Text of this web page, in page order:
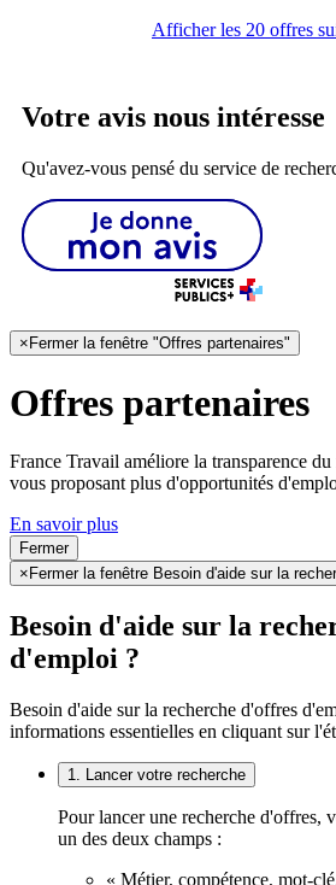
Afficher les 20 offres
Votre avis nous intéresse
Qu'avez-vous pensé du service de
×Fermer la fenêtre "Offres partenaires"
Offres partenaires
France Travail améliore la transparence
vous proposant plus d'opportunités
En savoir plus
Fermer
× Fermer la fenêtre Besoin d'aide sur la
Besoin d'aide sur la
d'emploi ?
Besoin d'aide sur la recherche d'offres
informations essentielles en cliquant sur
1. Lancer votre recherche
Pour lancer une recherche d'offres,
un des deux champs :
« Métier, compétence, mot-